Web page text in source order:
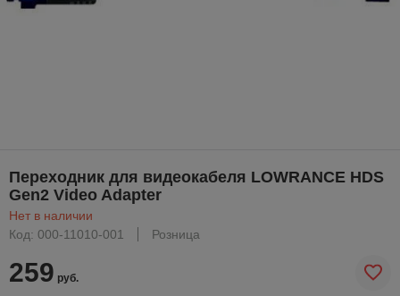
Переходник для видеокабеля LOWRANCE HDS
Gen2 Video Adapter
Нет в наличии
Код: 000-11010-001
Розница
259 руб.